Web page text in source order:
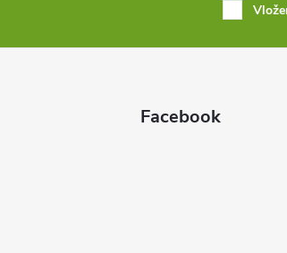
Facebook